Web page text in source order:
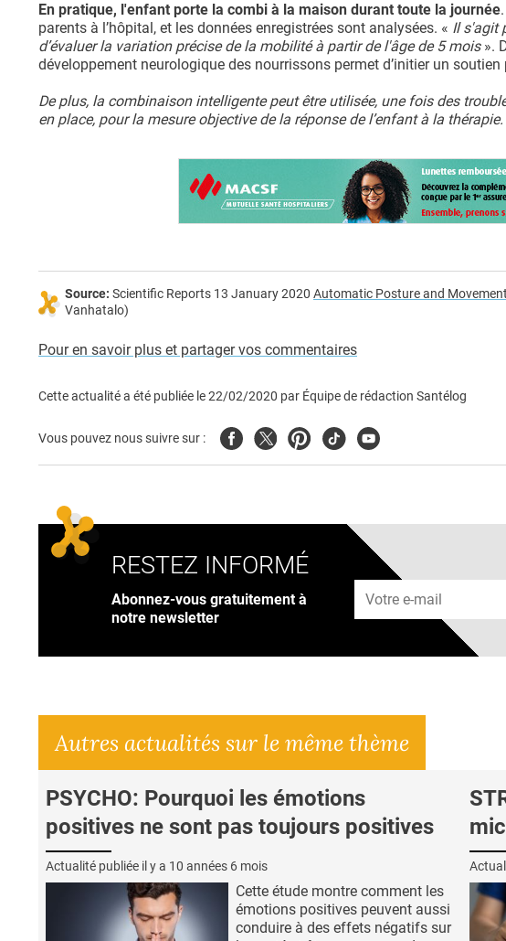
En pratique, l'enfant porte la combi à la maison durant toute la journée
parents à l’hôpital, et les données enregistrées sont analysées. « Il s'agit
d’évaluer la variation précise de la mobilité à partir de l'âge de 5 mois ».
développement neurologique des nourrissons permet d’initier un soutien
De plus, la combinaison intelligente peut être utilisée, une fois des
en place, pour la mesure objective de la réponse de l’enfant à la thérapie.
Source: Scientific Reports 13 January 2020 Automatic Posture and
Vanhatalo)
Pour en savoir plus et partager vos commentaires
Cette actualité a été publiée le22/02/2020 par Équipe de rédaction Santélog
Vous pouvez nous suivre sur : FacebookTwitterPinterest
TiktokYoutube
RESTEZ INFORMÉ
Abonnez-vous gratuitement à
notre newsletter
Adresse e-mail
Autres actualités sur le même thème
PSYCHO: Pourquoi les émotions
positives ne sont pas toujours positives
Actualité publiée il y a 10 années 6 mois
Cette étude montre comment les
émotions positives peuvent aussi
conduire à des effets négatifs sur